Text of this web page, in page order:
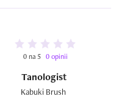
0 na 5 0 opinii
Tanologist